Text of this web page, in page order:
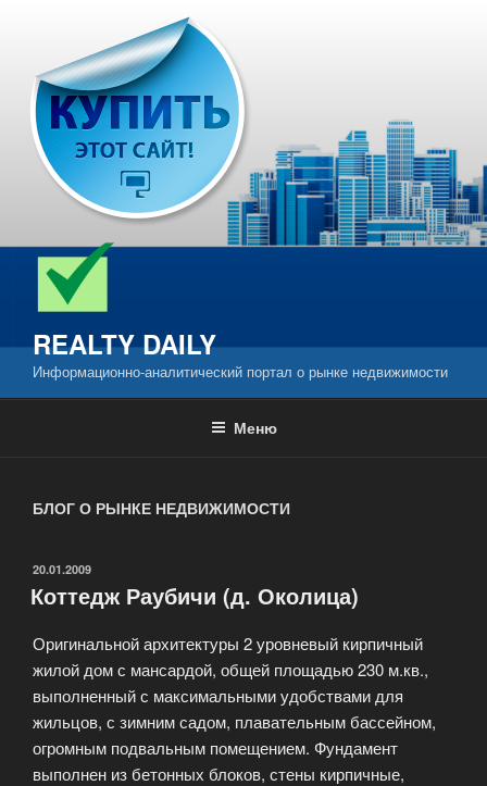
содержимому
REALTY DAILY
Информационно-аналитический портал о рынке недвижимости
Меню
БЛОГ О РЫНКЕ НЕДВИЖИМОСТИ
ОПУБЛИКОВАНО
20.01.2009
Коттедж Раубичи (д. Околица)
Оригинальной архитектуры 2 уровневый кирпичный
жилой дом с мансардой, общей площадью 230 м.кв.,
выполненный с максимальными удобствами для
жильцов, с зимним садом, плавательным бассейном,
огромным подвальным помещением. Фундамент
выполнен из бетонных блоков, стены кирпичные,